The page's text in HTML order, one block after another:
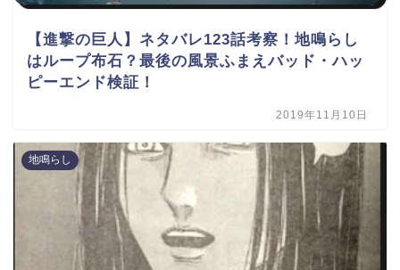
【進撃の巨人】ネタバレ123話考察！地鳴らし
はループ布石？最後の風景ふまえバッド・ハッ
ピーエンド検証！
2019年11月10日
地鳴らし